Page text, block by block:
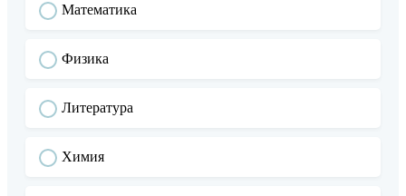
Математика
Физика
Литература
Химия